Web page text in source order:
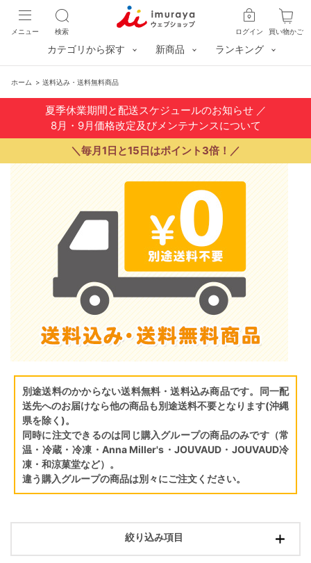
買い物かご
ログイン
検索
メニュー
カテゴリから探す 新商品 ランキング
ホーム > 送料込み・送料無料商品
夏季休業期間と配送スケジュールのお知らせ／
8月・9月価格改定及びメンテナンスについて
＼毎月1日と15日はポイント3倍！／
別途送料のかからない送料無料・送料込み商品です。同一配
送先へのお届けなら他の商品も別途送料不要となります(沖縄
県を除く)。
同時に注文できるのは同じ購入グループの商品のみです（常
温・冷蔵・冷凍・Anna Miller's・JOUVAUD・JOUVAUD冷
凍・和涼菓堂など）。
違う購入グループの商品は別々にご注文ください。
絞り込み項目